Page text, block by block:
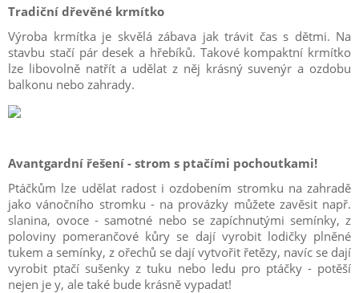
Tradiční dřevěné krmítko
Výroba krmítka je skvělá zábava jak trávit čas s dětmi. Na
stavbu stačí pár desek a hřebíků. Takové kompaktní krmítko
lze libovolně natřít a udělat z něj krásný suvenýr a ozdobu
balkonu nebo zahrady.
Avantgardní řešení - strom s ptačími pochoutkami!
Ptáčkům lze udělat radost i ozdobením stromku na zahradě
jako vánočního stromku - na provázky můžete zavěsit např.
slanina, ovoce - samotné nebo se zapíchnutými semínky, z
poloviny pomerančové kůry se dají vyrobit lodičky plněné
tukem a semínky, z ořechů se dají vytvořit řetězy, navíc se dají
vyrobit ptačí sušenky z tuku nebo ledu pro ptáčky - potěší
nejen je y, ale také bude krásně vypadat!